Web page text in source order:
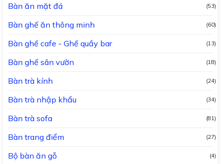
Bàn ăn mặt đá (53)
Bàn ghế ăn thông minh (60)
Bàn ghế cafe - Ghế quầy bar (13)
Bàn ghế sân vườn (18)
Bàn trà kính (24)
Bàn trà nhập khẩu (34)
Bàn trà sofa (81)
Bàn trang điểm (27)
Bộ bàn ăn gỗ (4)